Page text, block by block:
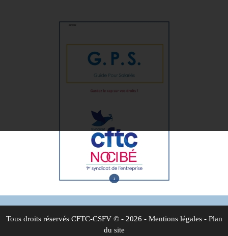
Tous droits réservés CFTC-CSFV© - 2026 - Mentions légales- Plan
du site